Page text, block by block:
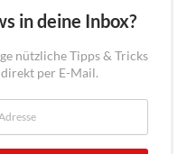
in deine Inbox?
nützliche Tipps & Tricks
per E-Mail.